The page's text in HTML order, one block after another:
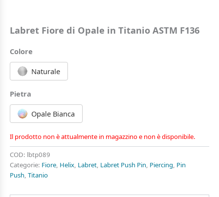
Labret Fiore di Opale in Titanio ASTM F136
Colore
Naturale
Pietra
Opale Bianca
Il prodotto non è attualmente in magazzino e non è disponibile.
COD: lbtp089
Categorie: Fiore, Helix, Labret, Labret Push Pin, Piercing, Pin
Push, Titanio